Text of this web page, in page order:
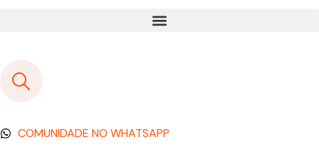
COMUNIDADE NO WHATSAPP